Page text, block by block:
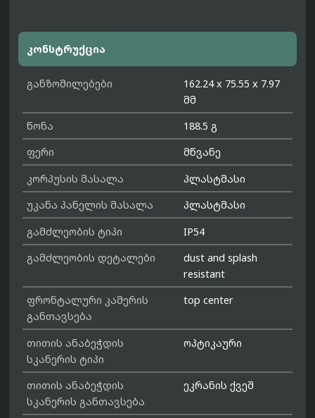
კონსტრუქცია
განზომილებები
162.24 x 75.55 x 7.97
მმ
წონა
188.5 გ
ფერი
მწვანე
კორპუსის მასალა
პლასტმასი
უკანა პანელის მასალა
პლასტმასი
გამძლეობის ტიპი
IP54
გამძლეობის დეტალები
dust and splash
resistant
ფრონტალური კამერის
განთავსება
top center
თითის ანაბეჭდის
სკანერის ტიპი
ოპტიკაური
თითის ანაბეჭდის
სკანერის განთავსება
ეკრანის ქვეშ